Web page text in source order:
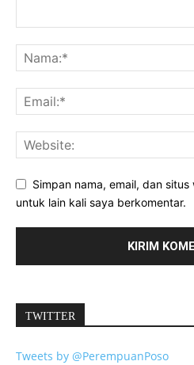
Simpan nama, email, dan
untuk lain kali saya berkomentar.
TWITTER
Tweets by @PerempuanPoso